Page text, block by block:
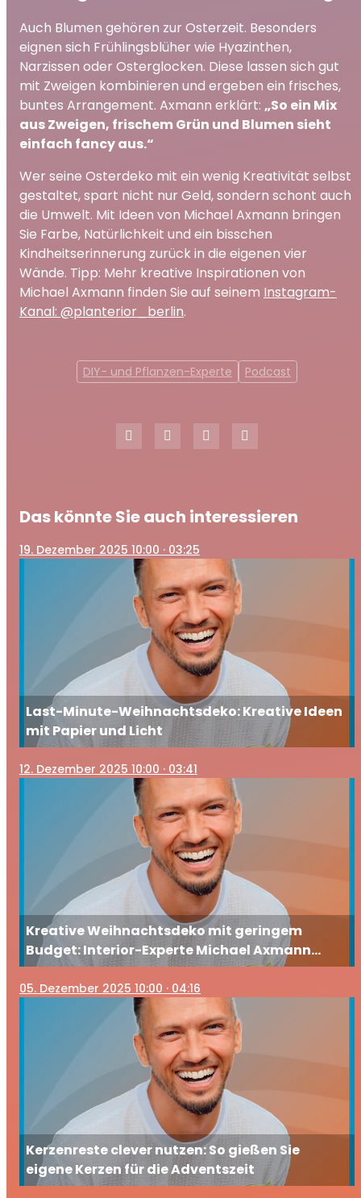
Auch Blumen gehören zur Osterzeit. Besonders
eignen sich Frühlingsblüher wie Hyazinthen,
Narzissen oder Osterglocken. Diese lassen sich gut
mit Zweigen kombinieren und ergeben ein frisches,
buntes Arrangement. Axmann erklärt: „So ein Mix
aus Zweigen, frischem Grün und Blumen sieht
einfach fancy aus.“
Wer seine Osterdeko mit ein wenig Kreativität selbst
gestaltet, spart nicht nur Geld, sondern schont auch
die Umwelt. Mit Ideen von Michael Axmann bringen
Sie Farbe, Natürlichkeit und ein bisschen
Kindheitserinnerung zurück in die eigenen vier
Wände. Tipp: Mehr kreative Inspirationen von
Michael Axmann finden Sie auf seinem Instagram-
Kanal: @planterior_berlin.
DIY- und Pflanzen-Experte Podcast
Das könnte Sie auch interessieren
19. Dezember 2025 10:00 · 03:25
Last-Minute-Weihnachtsdeko: Kreative Ideen
mit Papier und Licht
12. Dezember 2025 10:00 · 03:41
Kreative Weihnachtsdeko mit geringem
Budget: Interior-Experte Michael Axmann
zeigt die schönsten Ideen
05. Dezember 2025 10:00 · 04:16
Kerzenreste clever nutzen: So gießen Sie
eigene Kerzen für die Adventszeit